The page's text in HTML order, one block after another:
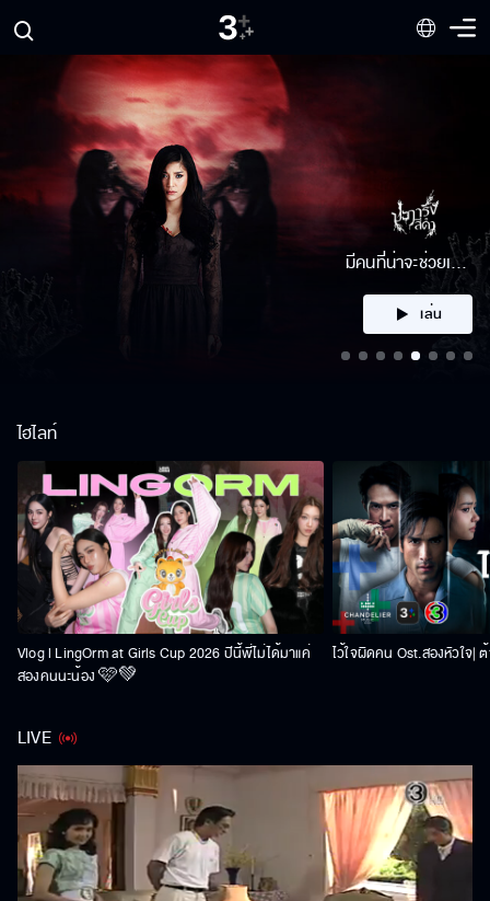
มีคนที่น่าจะช่วยเรา
ได้
เล่น
ไฮไลท์
Vlog l LingOrm at Girls Cup 2026 ปีนี้พี่ไม่ได้มาแค่
สองคนนะน้อง 🩷💚
ไว้ใจผิดคน Ost.สองหัวใจ|
LIVE